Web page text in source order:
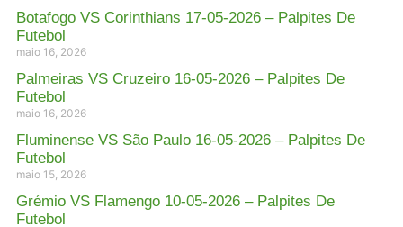
Botafogo VS Corinthians 17-05-2026 – Palpites De
Futebol
maio 16, 2026
Palmeiras VS Cruzeiro 16-05-2026 – Palpites De
Futebol
maio 16, 2026
Fluminense VS São Paulo 16-05-2026 – Palpites De
Futebol
maio 15, 2026
Grémio VS Flamengo 10-05-2026 – Palpites De
Futebol